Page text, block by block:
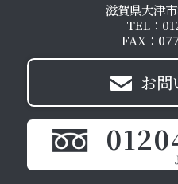
滋賀県大津
TEL：
FAX：
お問